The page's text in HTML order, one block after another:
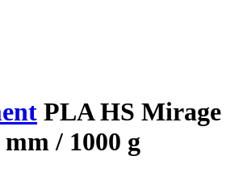
PLA HS Mirage
/ 1000 g